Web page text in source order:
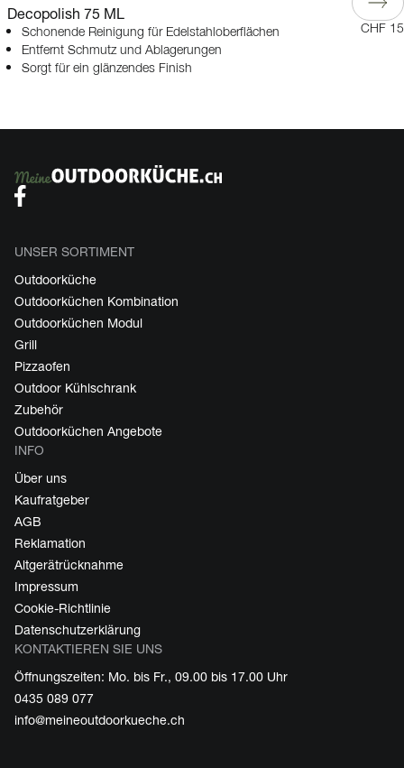
Decopolish 75 ML
Schonende Reinigung für Edelstahloberflächen
Entfernt Schmutz und Ablagerungen
Sorgt für ein glänzendes Finish
CHF 15
UNSER SORTIMENT
Outdoorküche
Outdoorküchen Kombination
Outdoorküchen Modul
Grill
Pizzaofen
Outdoor Kühlschrank
Zubehör
Outdoorküchen Angebote
INFO
Über uns
Kaufratgeber
AGB
Reklamation
Altgerätrücknahme
Impressum
Cookie-Richtlinie
Datenschutzerklärung
KONTAKTIEREN SIE UNS
Öffnungszeiten: Mo. bis Fr., 09.00 bis 17.00 Uhr
0435 089 077
info@meineoutdoorkueche.ch